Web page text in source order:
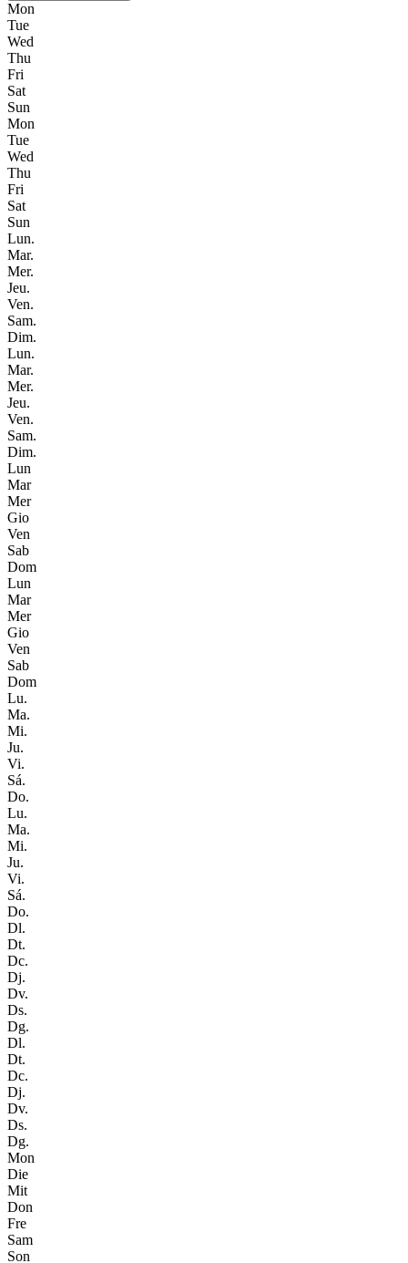
Mon
Tue
Wed
Thu
Fri
Sat
Sun
Mon
Tue
Wed
Thu
Fri
Sat
Sun
Lun.
Mar.
Mer.
Jeu.
Ven.
Sam.
Dim.
Lun.
Mar.
Mer.
Jeu.
Ven.
Sam.
Dim.
Lun
Mar
Mer
Gio
Ven
Sab
Dom
Lun
Mar
Mer
Gio
Ven
Sab
Dom
Lu.
Ma.
Mi.
Ju.
Vi.
Sá.
Do.
Lu.
Ma.
Mi.
Ju.
Vi.
Sá.
Do.
Dl.
Dt.
Dc.
Dj.
Dv.
Ds.
Dg.
Dl.
Dt.
Dc.
Dj.
Dv.
Ds.
Dg.
Mon
Die
Mit
Don
Fre
Sam
Son